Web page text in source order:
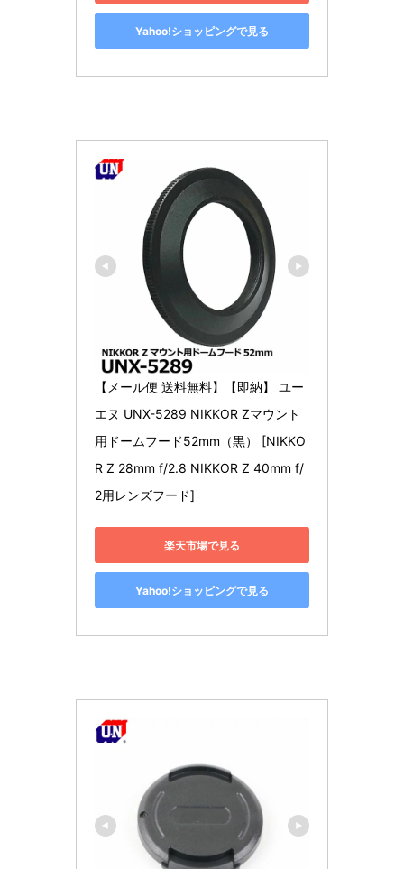
Yahoo!ショッピングで見る
【メール便 送料無料】【即納】 ユー
エヌ UNX-5289 NIKKOR Zマウント
用ドームフード52mm（黒） [NIKKO
R Z 28mm f/2.8 NIKKOR Z 40mm f/
2用レンズフード]
楽天市場で見る
Yahoo!ショッピングで見る